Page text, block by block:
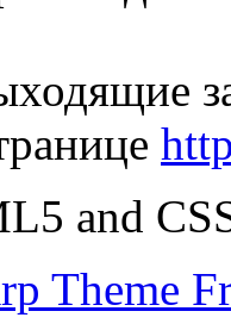
and
Theme